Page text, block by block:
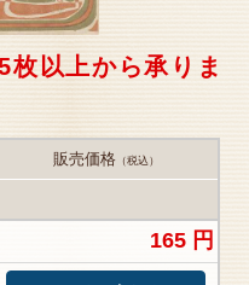
枚以上から承りま
販売価格（税込）
165 円